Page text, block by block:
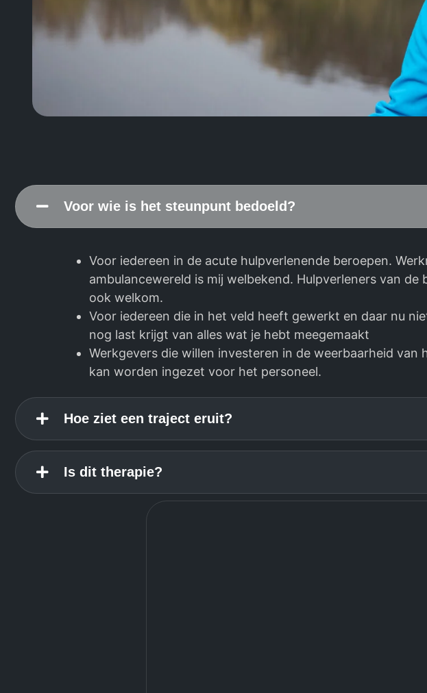
Voor wie is het steunpunt bedoeld?
Voor iedereen in de acute hulpverlenende beroepen.
ambulancewereld is mij welbekend. Hulpverleners van
ook welkom.
Voor iedereen die in het veld heeft gewerkt en daar nu
nog last krijgt van alles wat je hebt meegemaakt
Werkgevers die willen investeren in de weerbaarheid
kan worden ingezet voor het personeel.
Hoe ziet een traject eruit?
Is dit therapie?